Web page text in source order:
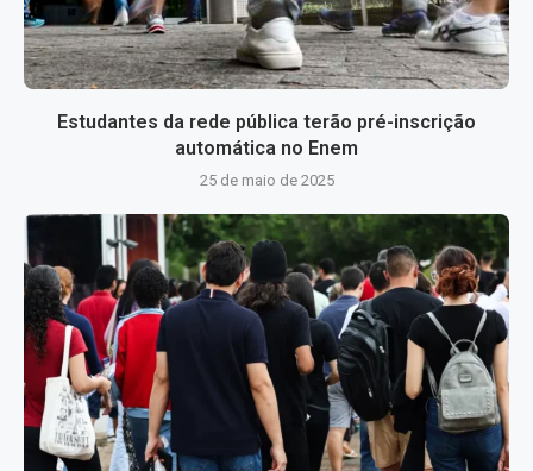
Estudantes da rede pública terão pré-inscrição
automática no Enem
25 de maio de 2025